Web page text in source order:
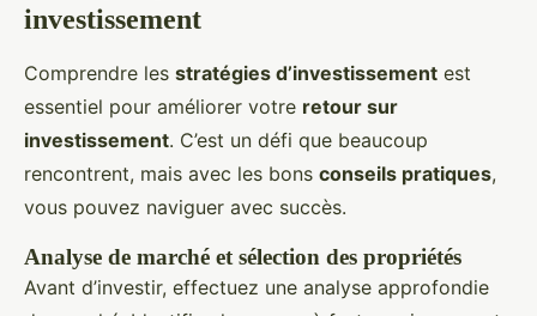
investissement
Comprendre les stratégies d’investissement est
essentiel pour améliorer votre retour sur
investissement. C’est un défi que beaucoup
rencontrent, mais avec les bons conseils pratiques,
vous pouvez naviguer avec succès.
Analyse de marché et sélection des propriétés
Avant d’investir, effectuez une analyse approfondie